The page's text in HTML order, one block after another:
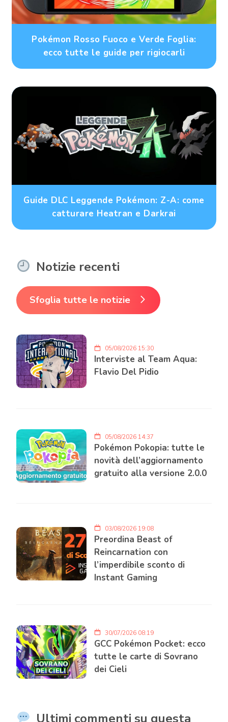
Pokémon Rosso Fuoco e Verde Foglia:
ecco tutte le guide per rigiocarli
Guide DLC Leggende Pokémon: Z-A: come
catturare Heatran e Darkrai
Notizie recenti
Sfoglia tutte le notizie
05/08/2026 15:30
Interviste al Team Aqua:
Flavio Del Pidio
05/08/2026 14:37
Pokémon Pokopia: tutte le
novità dell’aggiornamento
gratuito alla versione 2.0.0
03/08/2026 19:08
Preordina Beast of
Reincarnation con
l’imperdibile sconto di
Instant Gaming
30/07/2026 08:19
GCC Pokémon Pocket: ecco
tutte le carte di Sovrano
dei Cieli
Ultimi commenti su questa